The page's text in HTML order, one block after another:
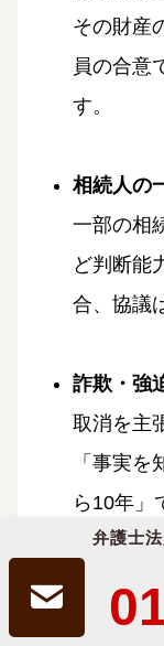
弁護士
その財産
員の合意
す。
相続人の
一部の相
ど判断能
合、協議
詐欺・強
取消を主
「事実
ら10年」
ただし、再
と名義変